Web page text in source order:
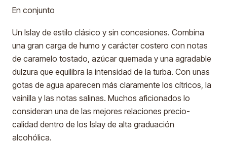
En conjunto
Un Islay de estilo clásico y sin concesiones. Combina
una gran carga de humo y carácter costero con notas
de caramelo tostado, azúcar quemada y una agradable
dulzura que equilibra la intensidad de la turba. Con unas
gotas de agua aparecen más claramente los cítricos, la
vainilla y las notas salinas. Muchos aficionados lo
consideran una de las mejores relaciones precio-
calidad dentro de los Islay de alta graduación
alcohólica.